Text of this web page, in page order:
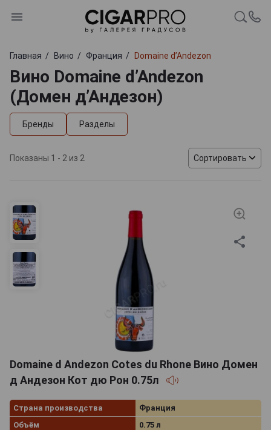
Главная Вино Франция Domaine d’Andezon
Вино Domaine d’Andezon
(Домен д’Андезон)
Бренды Разделы
Показаны 1 - 2 из 2 Сортировать
Domaine d Andezon Cotes du Rhone Вино Домен
д Андезон Кот дю Рон 0.75л
Страна производства
Франция
Объём
0.75 л